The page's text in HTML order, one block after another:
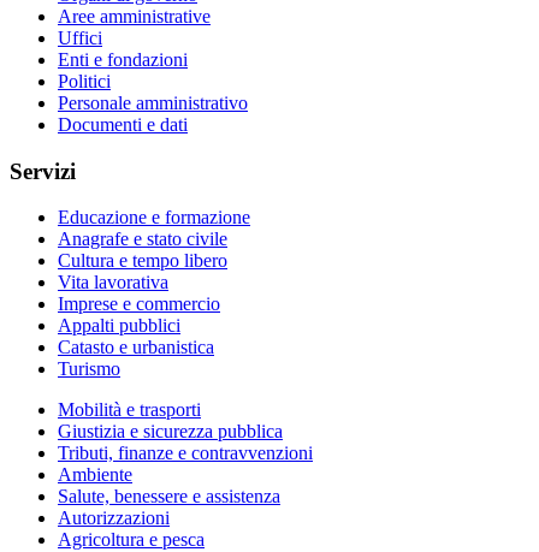
Aree amministrative
Uffici
Enti e fondazioni
Politici
Personale amministrativo
Documenti e dati
Servizi
Educazione e formazione
Anagrafe e stato civile
Cultura e tempo libero
Vita lavorativa
Imprese e commercio
Appalti pubblici
Catasto e urbanistica
Turismo
Mobilità e trasporti
Giustizia e sicurezza pubblica
Tributi, finanze e contravvenzioni
Ambiente
Salute, benessere e assistenza
Autorizzazioni
Agricoltura e pesca